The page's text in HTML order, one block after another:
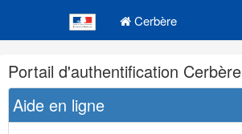
Cerbère
Navigation
et
outils
annexes
Portail d'authentification Cerbère
Aide en ligne